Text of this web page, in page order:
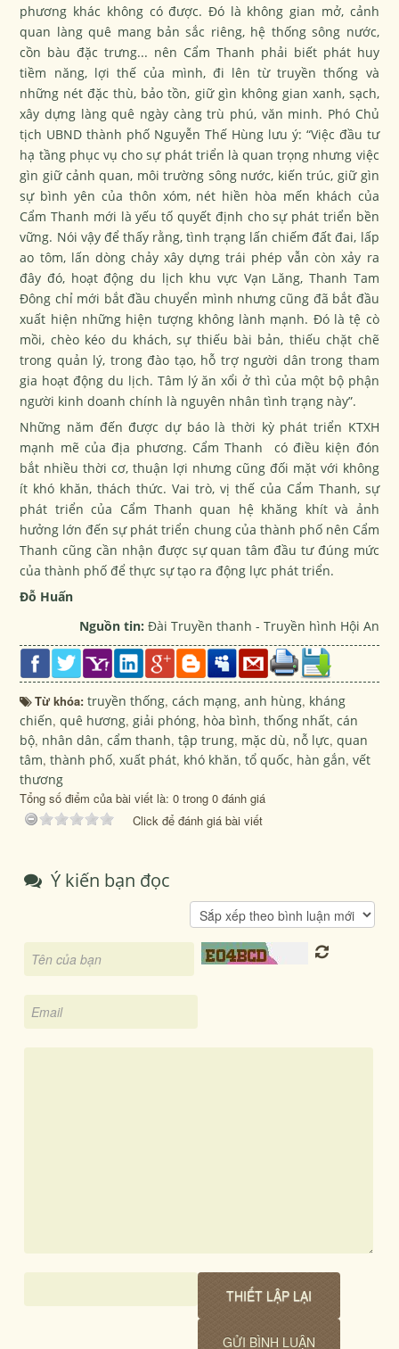
phương khác không có được. Đó là không gian mở, cảnh
quan làng quê mang bản sắc riêng, hệ thống sông nước,
cồn bàu đặc trưng... nên Cẩm Thanh phải biết phát huy
tiềm năng, lợi thế của mình, đi lên từ truyền thống và
những nét đặc thù, bảo tồn, giữ gìn không gian xanh, sạch,
xây dựng làng quê ngày càng trù phú, văn minh. Phó Chủ
tịch UBND thành phố Nguyễn Thế Hùng lưu ý: “Việc đầu tư
hạ tầng phục vụ cho sự phát triển là quan trọng nhưng việc
gìn giữ cảnh quan, môi trường sông nước, kiến trúc, giữ gìn
sự bình yên của thôn xóm, nét hiền hòa mến khách của
Cẩm Thanh mới là yếu tố quyết định cho sự phát triển bền
vững. Nói vậy để thấy rằng, tình trạng lấn chiếm đất đai, lấp
ao tôm, lấn dòng chảy xây dựng trái phép vẫn còn xảy ra
đây đó, hoạt động du lịch khu vực Vạn Lăng, Thanh Tam
Đông chỉ mới bắt đầu chuyển mình nhưng cũng đã bắt đầu
xuất hiện những hiện tượng không lành mạnh. Đó là tệ cò
mồi, chèo kéo du khách, sự thiếu bài bản, thiếu chặt chẽ
trong quản lý, trong đào tạo, hỗ trợ người dân trong tham
gia hoạt động du lịch. Tâm lý ăn xổi ở thì của một bộ phận
người kinh doanh chính là nguyên nhân tình trạng này”.
Những năm đến được dự báo là thời kỳ phát triển KTXH
mạnh mẽ của địa phương. Cẩm Thanh có điều kiện đón
bắt nhiều thời cơ, thuận lợi nhưng cũng đối mặt với không
ít khó khăn, thách thức. Vai trò, vị thế của Cẩm Thanh, sự
phát triển của Cẩm Thanh quan hệ khăng khít và ảnh
hưởng lớn đến sự phát triển chung của thành phố nên Cẩm
Thanh cũng cần nhận được sự quan tâm đầu tư đúng mức
của thành phố để thực sự tạo ra động lực phát triển.
Đỗ Huấn
Nguồn tin: Đài Truyền thanh - Truyền hình Hội An
Từ khóa:truyền thống,cách mạng,anh hùng, kháng
chiến,quê hương, giải phóng, hòa bình,thống nhất,cán
bộ, nhân dân,cẩm thanh,tập trung, mặc dù, nỗ lực,quan
tâm,thành phố,xuất phát, khó khăn,tổ quốc, hàn gắn,vết
thương
Tổng số điểm của bài viết là: 0 trong 0 đánh giá
Click để đánh giá bài viết
Ý kiến bạn đọc